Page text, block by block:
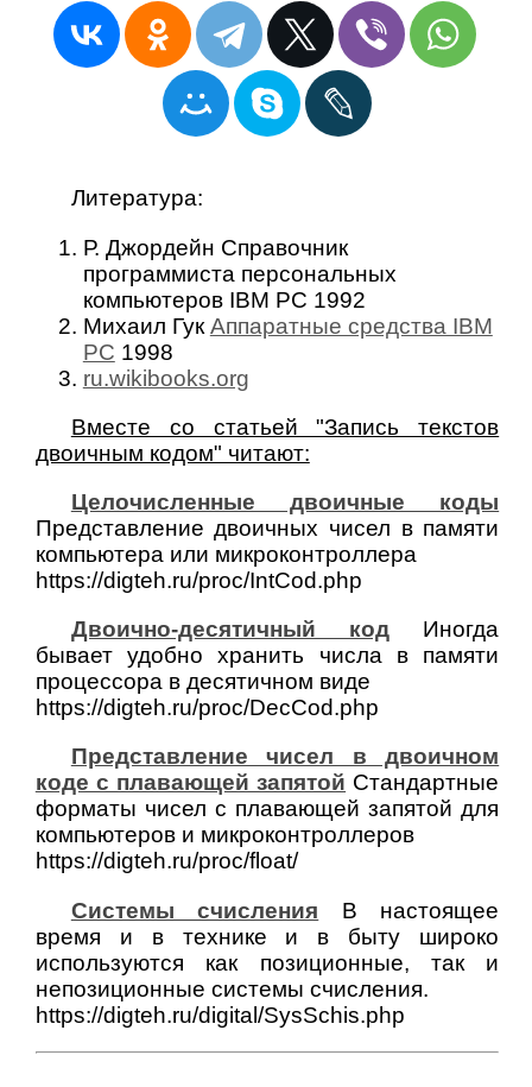
Литература:
Р. Джордейн Справочник
программиста персональных
компьютеров IBM PC 1992
Михаил Гук Аппаратные средства IBM
PC 1998
ru.wikibooks.org
Вместе со статьей "Запись текстов
двоичным кодом" читают:
Целочисленные двоичные коды
Представление двоичных чисел в памяти
компьютера или микроконтроллера
https://digteh.ru/proc/IntCod.php
Двоично-десятичный код Иногда
бывает удобно хранить числа в памяти
процессора в десятичном виде
https://digteh.ru/proc/DecCod.php
Представление чисел в двоичном
коде с плавающей запятой Стандартные
форматы чисел с плавающей запятой для
компьютеров и микроконтроллеров
https://digteh.ru/proc/float/
Системы счисления В настоящее
время и в технике и в быту широко
используются как позиционные, так и
непозиционные системы счисления.
https://digteh.ru/digital/SysSchis.php